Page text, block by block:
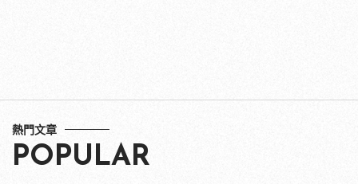
熱門文章
POPULAR